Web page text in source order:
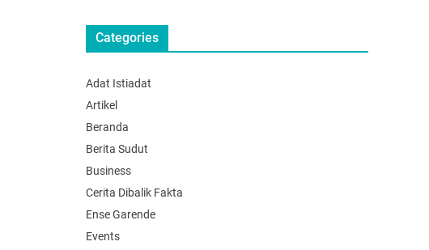
Categories
Adat Istiadat
Artikel
Beranda
Berita Sudut
Business
Cerita Dibalik Fakta
Ense Garende
Events